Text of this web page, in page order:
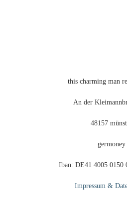
this charming man
An der
48157
germoney
Iban: DE41 4005 0150
Impressum &